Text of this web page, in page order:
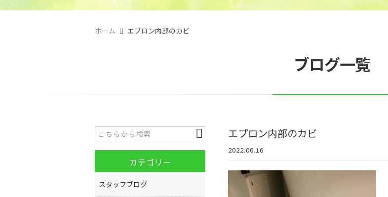
ホーム エプロン内部のカビ
ブログ一覧
エプロン内部のカビ
2022.06.16
カテゴリー
スタッフブログ